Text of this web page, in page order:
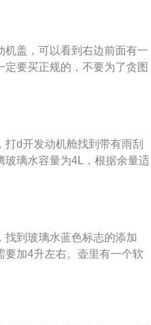
1464mm，轴距为2812mm。
机盖，可以看到右边前面有一
要买正规的，不要为了贪图
玻璃水，这样玻璃水不会被
；2、等中午太阳光充足的
业的除冻剂等，加进玻璃水
d开发动机舱找到带有雨刮
玻璃水容量为4L，根据余量适
决于车主使用的频率。速腾
款新品A级轿车。从外观来
、1482mm，轴距为2651m
找到玻璃水蓝色标志的添加
要加4升左右。壶里有一个软
容易溢出来，造成不必要的
腾搭载的第三代的EA888的
力组合。